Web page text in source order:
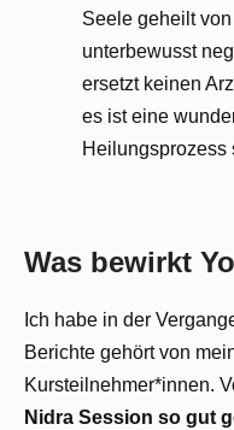
Seele geheilt
unterbewusst
ersetzt keinen
es ist eine
Heilungsprozess
Was bewirkt
Ich habe in der
Berichte gehört von
Kursteilnehmer*innen.
Nidra Session so gut